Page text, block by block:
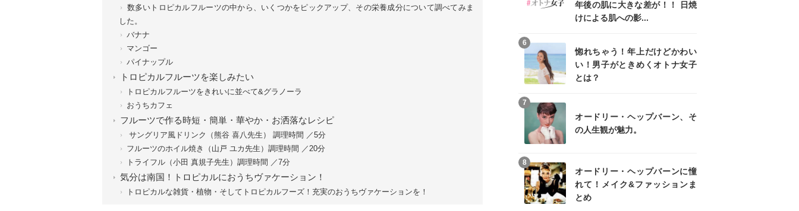
数多いトロピカルフルーツの中から、いくつかをピックアップ、その栄養成分について調べてみま
した。
バナナ
マンゴー
パイナップル
トロピカルフルーツを楽しみたい
トロピカルフルーツをきれいに並べて&グラノーラ
おうちカフェ
フルーツで作る時短・簡単・華やか・お洒落なレシピ
サングリア風ドリンク（熊谷 喜八先生） 調理時間 ／5分
フルーツのホイル焼き（山戸 ユカ先生）調理時間 ／20分
トライフル（小田 真規子先生）調理時間 ／7分
気分は南国！トロピカルにおうちヴァケーション！
トロピカルな雑貨・植物・そしてトロピカルフーズ！充実のおうちヴァケーションを！
年後の肌に大きな差が！！ 日焼
けによる肌への影...
惚れちゃう！年上だけどかわい
い！男子がときめくオトナ女子
とは？
6
オードリー・ヘップバーン、そ
の人生観が魅力。
7
オードリー・ヘップバーンに憧
れて！メイク&ファッションま
とめ
8